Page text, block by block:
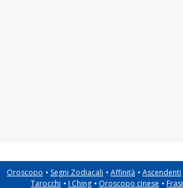
Oroscopo Segni Zodiacali Affinità Ascendenti
Tarocchi
I Ching Oroscopo cinese Frasi